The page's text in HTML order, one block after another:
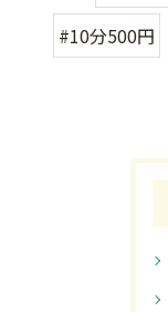
#10分500円